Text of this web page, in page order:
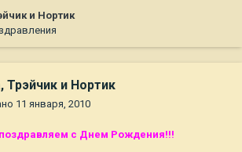
и Нортик
Трэйчик и Нортик
11 января, 2010
с Днем Рождения!!!